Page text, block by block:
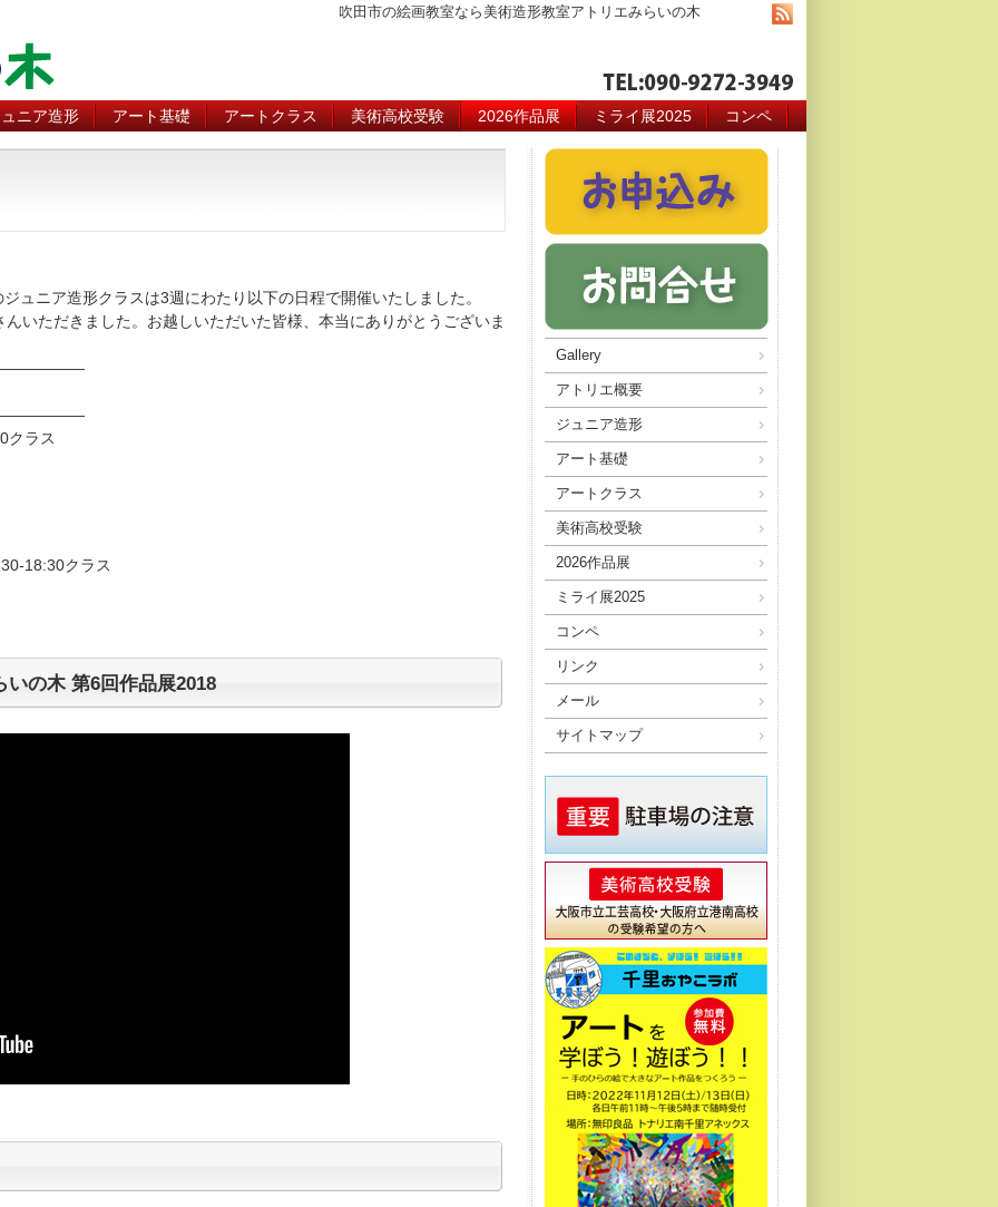
吹田市の絵画教室なら美術造形教室アトリエみらいの木
ニア造形 アート基礎 アートクラス 美術高校受験 2026作品展 ミライ展2025 コンペ
ュニア造形クラスは3週にわたり以下の日程で開催いたしました。
いただきました。お越しいただいた皆様、本当にありがとうございま
クラス
18:30クラス
の木 第6回作品展2018
Gallery
アトリエ概要
ジュニア造形
アート基礎
アートクラス
美術高校受験
2026作品展
ミライ展2025
コンペ
リンク
メール
サイトマップ